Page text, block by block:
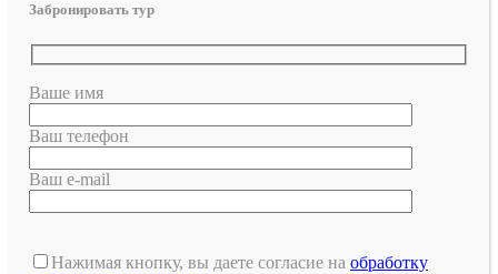
Забронировать тур
Ваше имя
Ваш телефон
Ваш e-mail
Нажимая кнопку, вы даете согласие на обработку